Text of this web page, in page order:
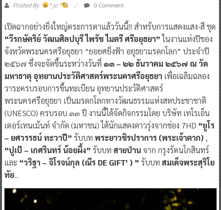
Posted By: ^ jo ^ 0 Comment
เปิดฉากอย่างยิ่งใหญ่ตระการตาแล้ววันนี้!! สำหรับการแสดงแสง-สี ชุด
“วีรกษัตริย์ วัฒนศิลปบุรี ไพรัช ไมตรี ศรีอยุธยา”ในงานแห่งปีของ
จังหวัดพระนครศรีอยุธยา “ยอยศยิ่งฟ้า อยุธยามรดกโลก” ประจำปี
๒๕๖๗ ซึ่งจะจัดขึ้นระหว่างวันที่๑๓ – ๒๒ ธันวาคม ๒๕๖๗ ณ วัด
มหาธาตุ อุทยานประวัติศาสตร์พระนครศรีอยุธยาเพื่อเฉลิมฉลอง
วาระครบรอบการขึ้นทะเบียน อุทยานประวัติศาสตร์
พระนครศรีอยุธยา เป็นมรดกโลกทางวัฒนธรรมแห่งสหประชาชาติ
(UNESCO) ครบรอบ ๓๓ ปี งานนี้ได้จัดกิจกรรมโดย บริษัท เทโรเอ็น
เตอร์เทนเม้นท์ จำกัด (มหาชน) ได้นักแสดงดาวรุ่งจากช่อง 7HD “ยูโร
– ยศวรรธน์ ทะวาปี” รับบทพระยาวชิรปราการ (พระเจ้าตาก) ,
“ปูเป้ – เกศรินทร์ น้อยผึ้ง” รับบทสายป่านจาก กรุงรัตนโกสินทร์
และ “วริฐา – จิโรจน์กุล (ณีร DE GIFT’ ) ” รับบทสมเด็จพระสุริโย
ทัย..